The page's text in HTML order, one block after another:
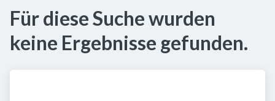
Für diese Suche wurden
keine Ergebnisse gefunden.